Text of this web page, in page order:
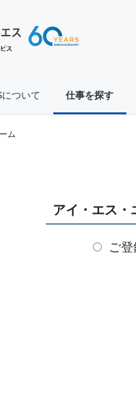
について 仕事を探す
ム
アイ・エス・
ご